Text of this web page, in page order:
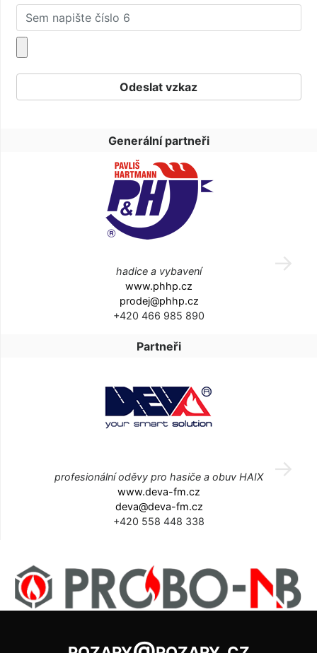
Generální partneři
hadice a vybavení
www.phhp.cz
prodej@phhp.cz
+420 466 985 890
Partneři
profesionální oděvy pro hasiče a obuv HAIX
www.deva-fm.cz
deva@deva-fm.cz
+420 558 448 338